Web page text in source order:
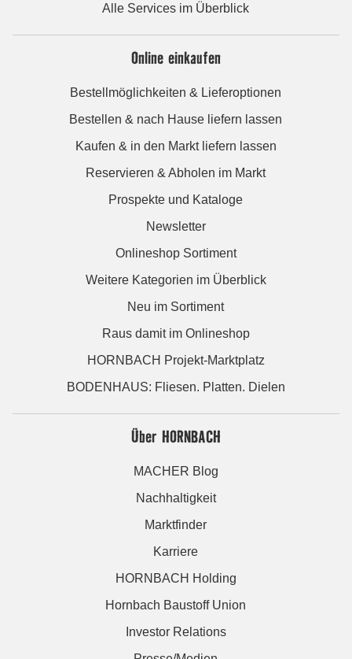
Alle Services im Überblick
Online einkaufen
Bestellmöglichkeiten & Lieferoptionen
Bestellen & nach Hause liefern lassen
Kaufen & in den Markt liefern lassen
Reservieren & Abholen im Markt
Prospekte und Kataloge
Newsletter
Onlineshop Sortiment
Weitere Kategorien im Überblick
Neu im Sortiment
Raus damit im Onlineshop
HORNBACH Projekt-Marktplatz
BODENHAUS: Fliesen. Platten. Dielen
Über HORNBACH
MACHER Blog
Nachhaltigkeit
Marktfinder
Karriere
HORNBACH Holding
Hornbach Baustoff Union
Investor Relations